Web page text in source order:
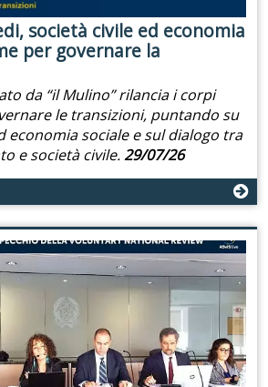
società civile ed economia
per governare la
da “il Mulino” rilancia i corpi
le transizioni, puntando su
economia sociale e sul dialogo tra
e società civile.29/07/26